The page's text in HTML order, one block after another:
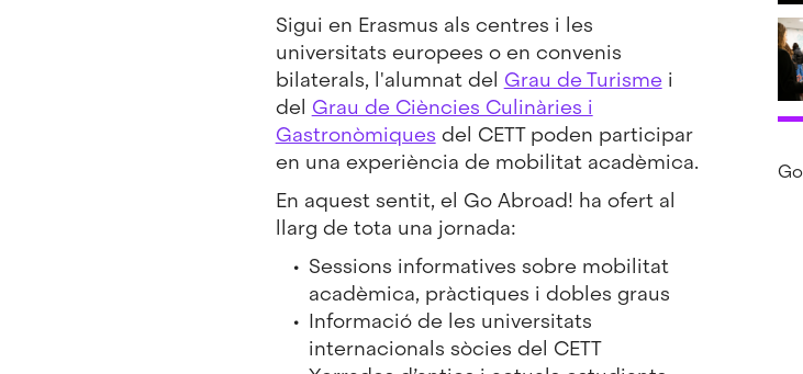
Sigui en Erasmus als centres i les
universitats europees o en convenis
bilaterals, l'alumnat del Grau de Turismei
del Grau de Ciències Culinàries i
Gastronòmiques del CETT poden participar
en una experiència de mobilitat acadèmica.
En aquest sentit, el Go Abroad! ha ofert al
llarg de tota una jornada:
Sessions informatives sobre mobilitat
acadèmica, pràctiques i dobles graus
Informació de les universitats
internacionals sòcies del CETT